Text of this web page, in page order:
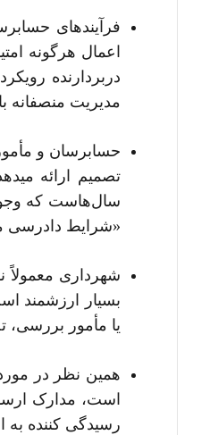
دربردارنده
مدیریت منصفانه
حسابرسان و
تصمیم ارائه
«شرایط دادرسی
شهرداری معمولاً
بسیار ارزشمند
یا مأمور بررسی،
است، مدارک
رسیدگی کننده به